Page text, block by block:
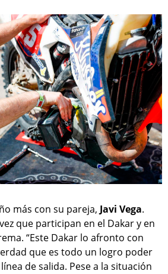
más con su pareja, Javi Vega.
que participan en el Dakar y en
“Este Dakar lo afronto con
que es todo un logro poder
de salida. Pese a la situación